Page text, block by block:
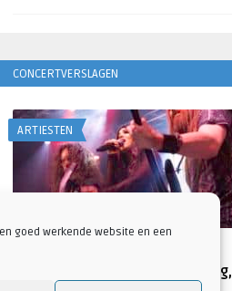
goed werkende website en een
CONCERTVERSLAGEN
ARTIESTEN
Atlantis en Xandria in De Helling,